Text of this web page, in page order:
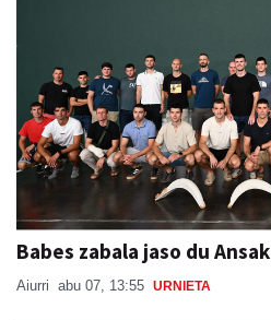
Babes zabala jaso du Ansak
Aiurri abu 07, 13:55 URNIETA